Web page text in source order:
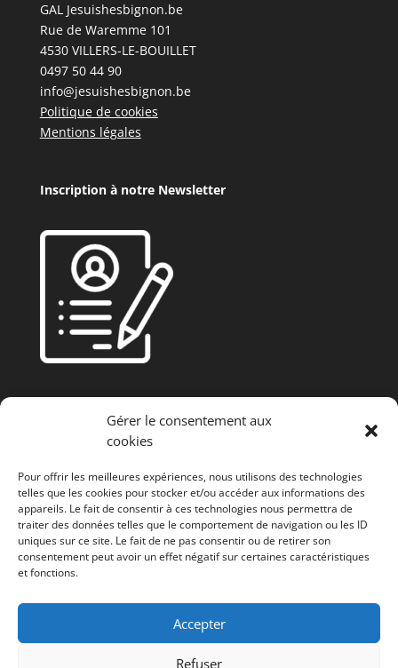
Gérer le consentement aux
cookies
Pour offrir les meilleures expériences, nous utilisons des technologies
telles que les cookies pour stocker et/ou accéder aux informations des
appareils. Le fait de consentir à ces technologies nous permettra de
traiter des données telles que le comportement de navigation ou les ID
uniques sur ce site. Le fait de ne pas consentir ou de retirer son
consentement peut avoir un effet négatif sur certaines caractéristiques
et fonctions.
Accepter
Refuser
GAL Jesuishesbignon.be
Rue de Waremme 101
4530 VILLERS-LE-BOUILLET
0497 50 44 90
info@jesuishesbignon.be
Politique de cookies
Mentions légales
Inscription à notre Newsletter
Fonds européen agricole de développement rural
(FEADER) : L’Europe investit dans les zones rurales
© GAL Jesuishesbignon.be